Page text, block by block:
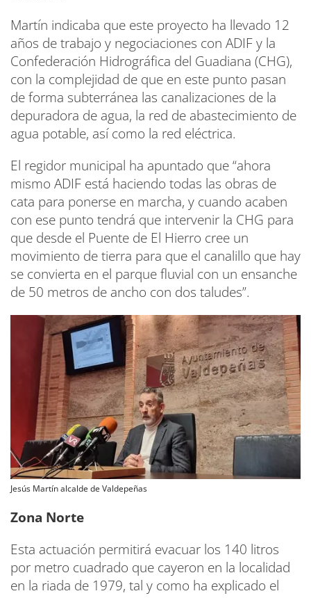
Martín indicaba que este proyecto ha llevado 12
años de trabajo y negociaciones con ADIF y la
Confederación Hidrográfica del Guadiana (CHG),
con la complejidad de que en este punto pasan
de forma subterránea las canalizaciones de la
depuradora de agua, la red de abastecimiento de
agua potable, así como la red eléctrica.
El regidor municipal ha apuntado que “ahora
mismo ADIF está haciendo todas las obras de
cata para ponerse en marcha, y cuando acaben
con ese punto tendrá que intervenir la CHG para
que desde el Puente de El Hierro cree un
movimiento de tierra para que el canalillo que hay
se convierta en el parque fluvial con un ensanche
de 50 metros de ancho con dos taludes”.
Jesús Martín alcalde de Valdepeñas
Zona Norte
Esta actuación permitirá evacuar los 140 litros
por metro cuadrado que cayeron en la localidad
en la riada de 1979, tal y como ha explicado el